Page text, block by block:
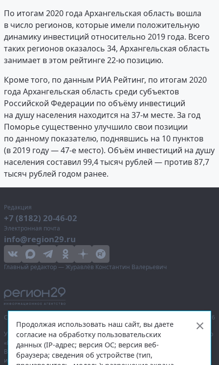
По итогам 2020 года Архангельская область вошла
в число регионов, которые имели положительную
динамику инвестиций относительно 2019 года. Всего
таких регионов оказалось 34, Архангельская область
занимает в этом рейтинге 22-ю позицию.
Кроме того, по данным РИА Рейтинг, по итогам 2020
года Архангельская область среди субъектов
Российской Федерации по объёму инвестиций
на душу населения находится на 37-м месте. За год
Поморье существенно улучшило свои позиции
по данному показателю, поднявшись на 10 пунктов
(в 2019 году — 47-е место). Объём инвестиций на душу
населения составил 99,4 тысяч рублей — против 87,7
тысяч рублей годом ранее.
Редакция
+7 (8182) 20-46-02
Электронная почта
info@region29.ru
Главный редактор — Журавлёв Константин Валерьевич
Сетевое издание «Информационное агентство Регион 29»,
© 2016–2026
Учредитель — общество с ограниченной ответственностью «Агентство
«Правда Севера».
Выписка из реестра зарегистрированных средств массовой
информации:ЭЛ № ФС 77-74226 от 09.11.2018 выдано Федеральной
Продолжая использовать наш сайт, вы даете
согласие на обработку пользовательских
данных (IP-адрес; версия ОС; версия веб-
браузера; сведения об устройстве (тип,